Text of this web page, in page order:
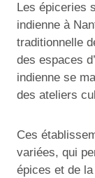
Les épiceries
indienne à
traditionnelle
des espaces
indienne se
des ateliers
Ces
variées, qui
épices et de